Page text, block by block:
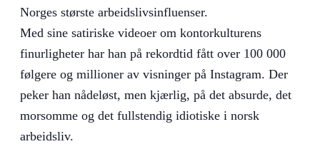
Norges største arbeidslivsinfluenser.
Med sine satiriske videoer om kontorkulturens
finurligheter har han på rekordtid fått over 100 000
følgere og millioner av visninger på Instagram. Der
peker han nådeløst, men kjærlig, på det absurde, det
morsomme og det fullstendig idiotiske i norsk
arbeidsliv.